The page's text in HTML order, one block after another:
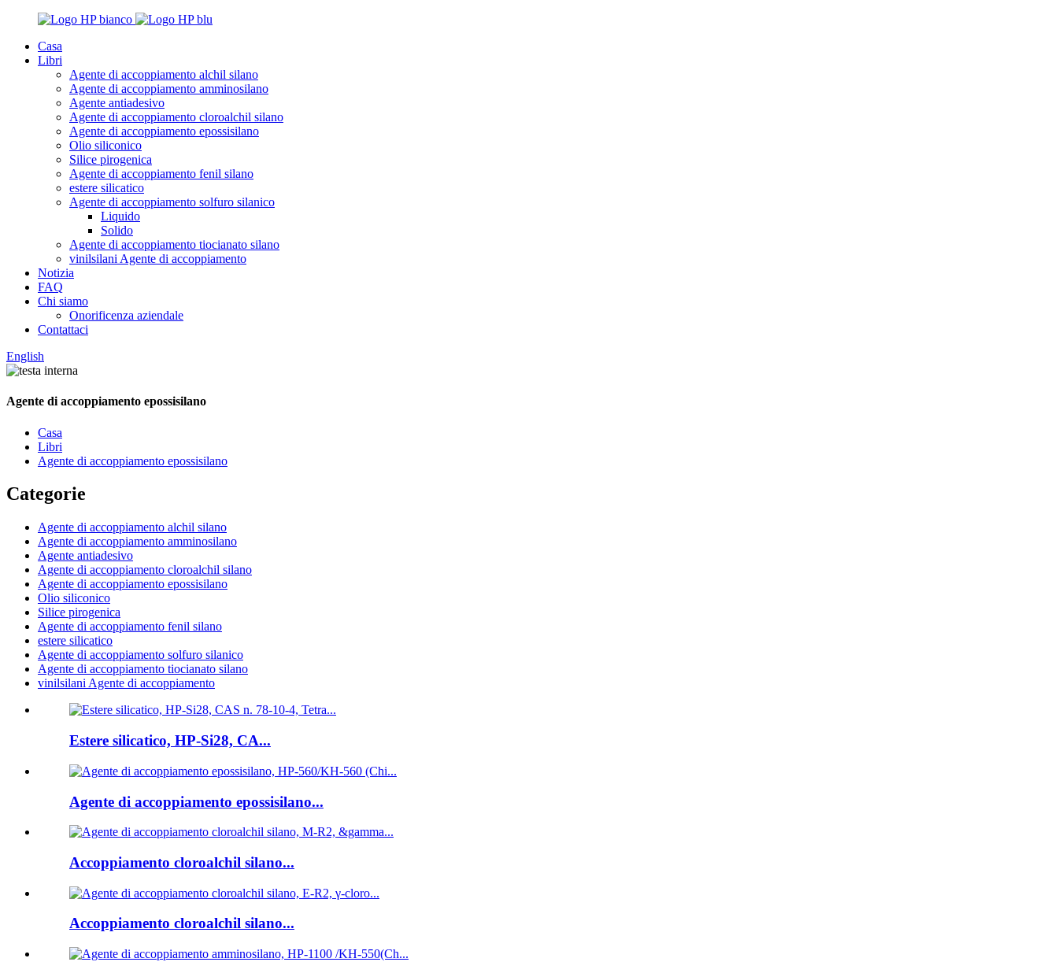
Casa
Libri
Agente di accoppiamento alchil silano
Agente di accoppiamento amminosilano
Agente antiadesivo
Agente di accoppiamento cloroalchil silano
Agente di accoppiamento epossisilano
Olio siliconico
Silice pirogenica
Agente di accoppiamento fenil silano
estere silicatico
Agente di accoppiamento solfuro silanico
Liquido
Solido
Agente di accoppiamento tiocianato silano
vinilsilani Agente di accoppiamento
Notizia
FAQ
Chi siamo
Onorificenza aziendale
Contattaci
English
Agente di accoppiamento epossisilano
Casa
Libri
Agente di accoppiamento epossisilano
Categorie
Agente di accoppiamento alchil silano
Agente di accoppiamento amminosilano
Agente antiadesivo
Agente di accoppiamento cloroalchil silano
Agente di accoppiamento epossisilano
Olio siliconico
Silice pirogenica
Agente di accoppiamento fenil silano
estere silicatico
Agente di accoppiamento solfuro silanico
Agente di accoppiamento tiocianato silano
vinilsilani Agente di accoppiamento
Estere silicatico, HP-Si28, CA...
Agente di accoppiamento epossisilano...
Accoppiamento cloroalchil silano...
Accoppiamento cloroalchil silano...